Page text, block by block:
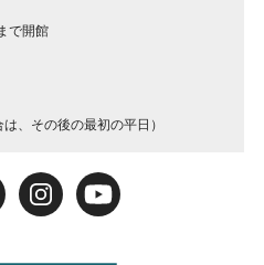
で開館
、その後の最初の平日）